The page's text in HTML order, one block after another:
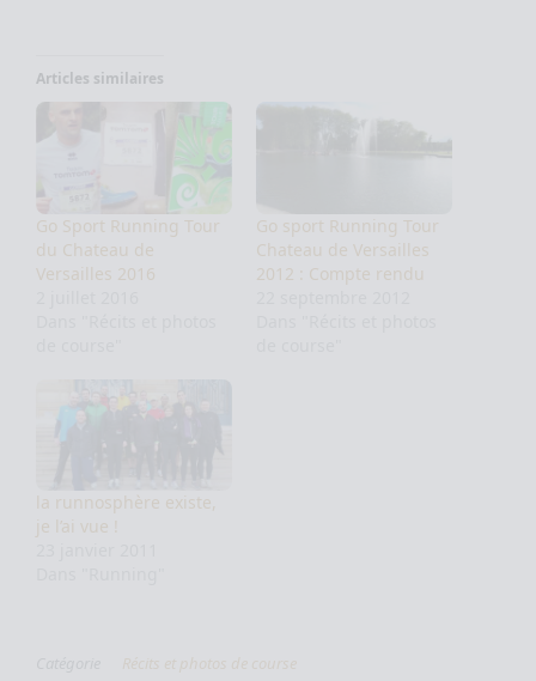
Articles similaires
Go Sport Running Tour
du Chateau de
Versailles 2016
Go sport Running Tour
Chateau de Versailles
2012 : Compte rendu
la runnosphère existe,
je l’ai vue !
Récits et photos de course